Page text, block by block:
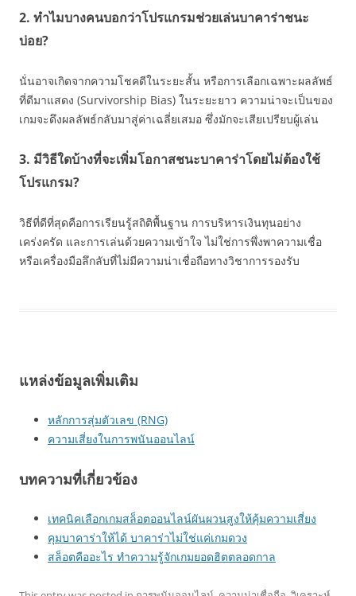
2. ทำไมบางคนบอกว่าโปรแกรมช่วยเล่นบาคาร่าชนะ
บ่อย?
นั่นอาจเกิดจากความโชคดีในระยะสั้น หรือการเลือกเฉพาะผลลัพธ์
ที่ดีมาแสดง (Survivorship Bias) ในระยะยาว ความน่าจะเป็นของ
เกมจะดึงผลลัพธ์กลับมาสู่ค่าเฉลี่ยเสมอ ซึ่งมักจะเสียเปรียบผู้เล่น
3. มีวิธีใดบ้างที่จะเพิ่มโอกาสชนะบาคาร่าโดยไม่ต้องใช้
โปรแกรม?
วิธีที่ดีที่สุดคือการเรียนรู้สถิติพื้นฐาน การบริหารเงินทุนอย่าง
เคร่งครัด และการเล่นด้วยความเข้าใจ ไม่ใช่การพึ่งพาความเชื่อ
หรือเครื่องมือลึกลับที่ไม่มีความน่าเชื่อถือทางวิชาการรองรับ
แหล่งข้อมูลเพิ่มเติม
หลักการสุ่มตัวเลข (RNG)
ความเสี่ยงในการพนันออนไลน์
บทความที่เกี่ยวข้อง
เทคนิคเลือกเกมสล็อตออนไลน์ผันผวนสูงให้คุ้มความเสี่ยง
คุมบาคาร่าให้ได้ บาคาร่าไม่ใช่แค่เกมดวง
สล็อตคืออะไร ทำความรู้จักเกมยอดฮิตตลอดกาล